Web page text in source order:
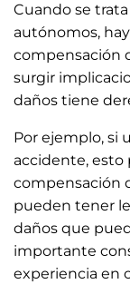
Cuando se
autónomos,
compensación
surgir
daños tiene
Por ejemplo, si
accidente, esto
compensación
pueden tener
daños que
importante
experiencia en